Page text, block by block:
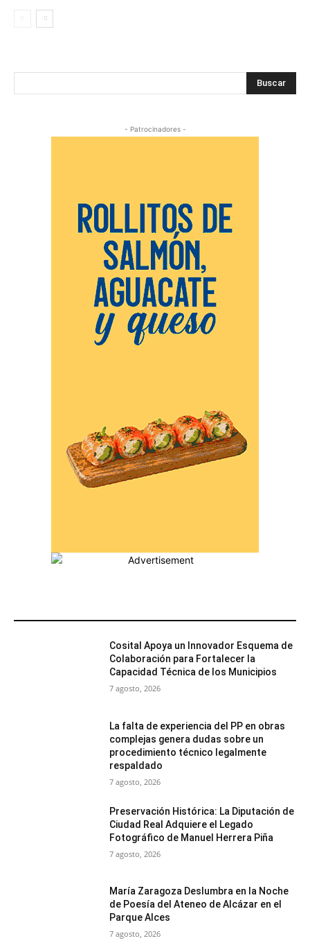
Buscar
- Patrocinadores -
Cosital Apoya un Innovador Esquema de
Colaboración para Fortalecer la
Capacidad Técnica de los Municipios
7 agosto, 2026
La falta de experiencia del PP en obras
complejas genera dudas sobre un
procedimiento técnico legalmente
respaldado
7 agosto, 2026
Preservación Histórica: La Diputación de
Ciudad Real Adquiere el Legado
Fotográfico de Manuel Herrera Piña
7 agosto, 2026
María Zaragoza Deslumbra en la Noche
de Poesía del Ateneo de Alcázar en el
Parque Alces
7 agosto, 2026